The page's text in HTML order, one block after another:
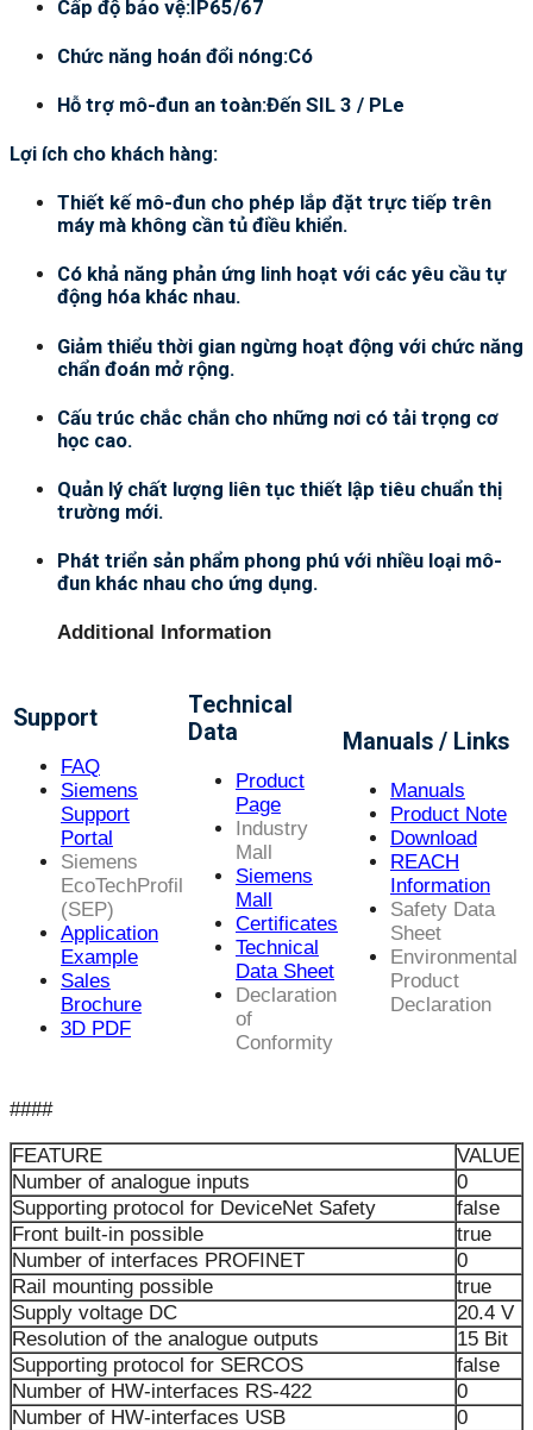
Cấp độ bảo vệ:IP65/67
Chức năng hoán đổi nóng:Có
Hỗ trợ mô-đun an toàn:Đến SIL 3 / PLe
Lợi ích cho khách hàng:
Thiết kế mô-đun cho phép lắp đặt trực tiếp trên
máy mà không cần tủ điều khiển.
Có khả năng phản ứng linh hoạt với các yêu cầu tự
động hóa khác nhau.
Giảm thiểu thời gian ngừng hoạt động với chức năng
chẩn đoán mở rộng.
Cấu trúc chắc chắn cho những nơi có tải trọng cơ
học cao.
Quản lý chất lượng liên tục thiết lập tiêu chuẩn thị
trường mới.
Phát triển sản phẩm phong phú với nhiều loại mô-
đun khác nhau cho ứng dụng.
Additional Information
Support
FAQ
Siemens
Support
Portal
Siemens
EcoTechProfil
(SEP)
Application
Example
Sales
Brochure
3D PDF
Technical
Data
Product
Page
Industry
Mall
Siemens
Mall
Certificates
Technical
Data Sheet
Declaration
of
Conformity
Manuals / Links
Manuals
Product Note
Download
REACH
Information
Safety Data
Sheet
Environmental
Product
Declaration
####
FEATURE
VALUE
Number of analogue inputs
0
Supporting protocol for DeviceNet Safety
false
Front built-in possible
true
Number of interfaces PROFINET
0
Rail mounting possible
true
Supply voltage DC
20.4 V
Resolution of the analogue outputs
15 Bit
Supporting protocol for SERCOS
false
Number of HW-interfaces RS-422
0
Number of HW-interfaces USB
0